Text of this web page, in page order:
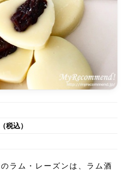
税込）
ラム・レーズンは、ラム酒